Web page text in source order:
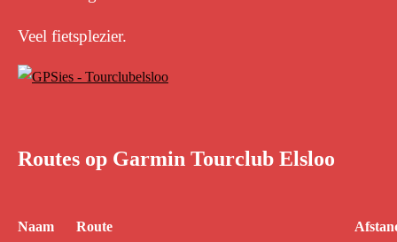
Veel fietsplezier.
Routes op Garmin Tourclub Elsloo
Naam Route